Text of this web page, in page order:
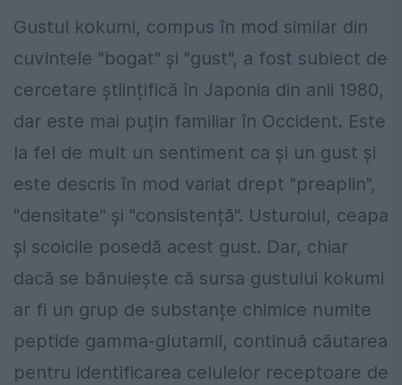
Gustul kokumi, compus în mod similar din
cuvintele "bogat" și "gust", a fost subiect de
cercetare științifică în Japonia din anii 1980,
dar este mai puțin familiar în Occident. Este
la fel de mult un sentiment ca și un gust și
este descris în mod variat drept "preaplin",
"densitate" și "consistență". Usturoiul, ceapa
și scoicile posedă acest gust. Dar, chiar
dacă se bănuiește că sursa gustului kokumi
ar fi un grup de substanțe chimice numite
peptide gamma-glutamil, continuă căutarea
pentru identificarea celulelor receptoare de